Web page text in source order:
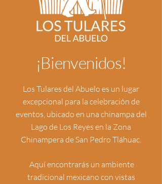
¡Bienvenidos!
Los Tulares del Abuelo es un lugar
excepcional para la celebración de
eventos, ubicado en una chinampa del
Lago de Los Reyes en la Zona
Chinampera de San Pedro Tláhuac.
Aquí encontrarás un ambiente
tradicional mexicano con vistas